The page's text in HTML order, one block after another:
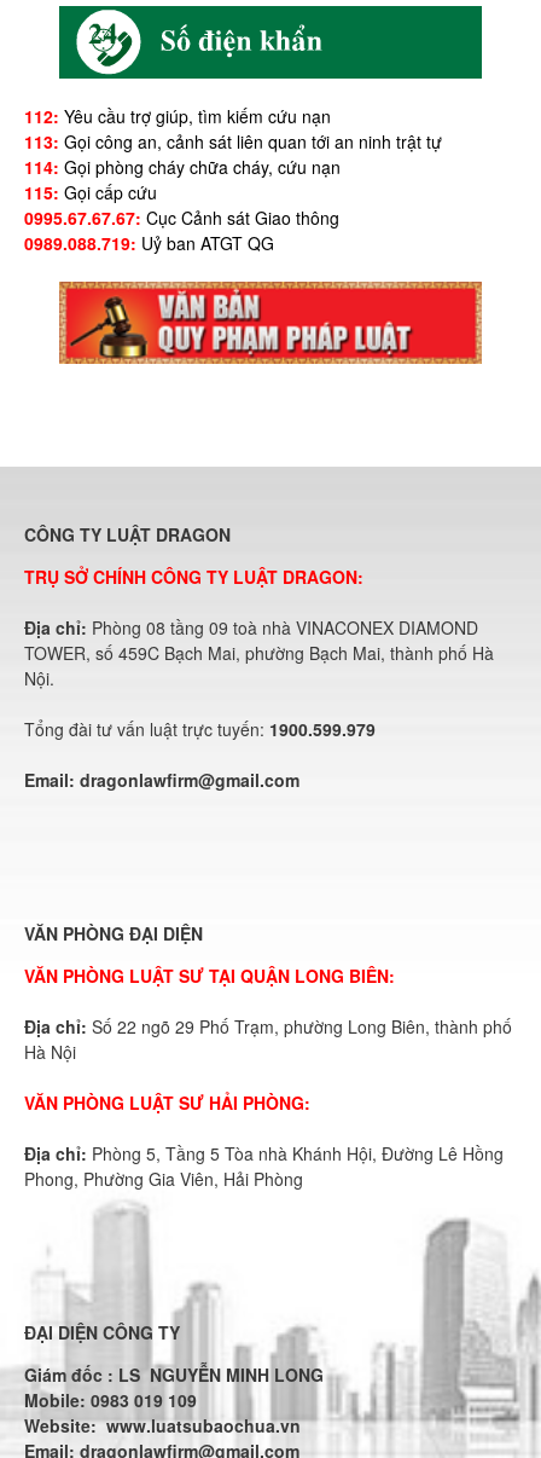
112: Yêu cầu trợ giúp, tìm kiếm cứu nạn
113: Gọi công an, cảnh sát liên quan tới an ninh trật tự
114: Gọi phòng cháy chữa cháy, cứu nạn
115: Gọi cấp cứu
0995.67.67.67: Cục Cảnh sát Giao thông
0989.088.719: Uỷ ban ATGT QG
CÔNG TY LUẬT DRAGON
TRỤ SỞ CHÍNH CÔNG TY LUẬT DRAGON:
Địa chỉ: Phòng 08 tầng 09 toà nhà VINACONEX DIAMOND
TOWER, số 459C Bạch Mai, phường Bạch Mai, thành phố Hà
Nội.
Tổng đài tư vấn luật trực tuyến: 1900.599.979
Email: dragonlawfirm@gmail.com
VĂN PHÒNG ĐẠI DIỆN
VĂN PHÒNG LUẬT SƯ TẠI QUẬN LONG BIÊN:
Địa chỉ: Số 22 ngõ 29 Phố Trạm, phường Long Biên, thành phố
Hà Nội
VĂN PHÒNG LUẬT SƯ HẢI PHÒNG:
Địa chỉ: Phòng 5, Tầng 5 Tòa nhà Khánh Hội, Đường Lê Hồng
Phong, Phường Gia Viên, Hải Phòng
ĐẠI DIỆN CÔNG TY
Giám đốc : LS NGUYỄN MINH LONG
Mobile: 0983 019 109
Website:www.luatsubaochua.vn
Email: dragonlawfirm@gmail.com